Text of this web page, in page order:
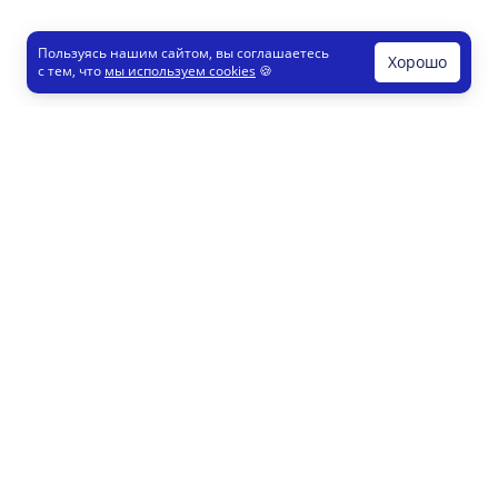
Пользуясь нашим сайтом, вы соглашаетесь
с тем, что мы используем cookies 🍪 Хорошо